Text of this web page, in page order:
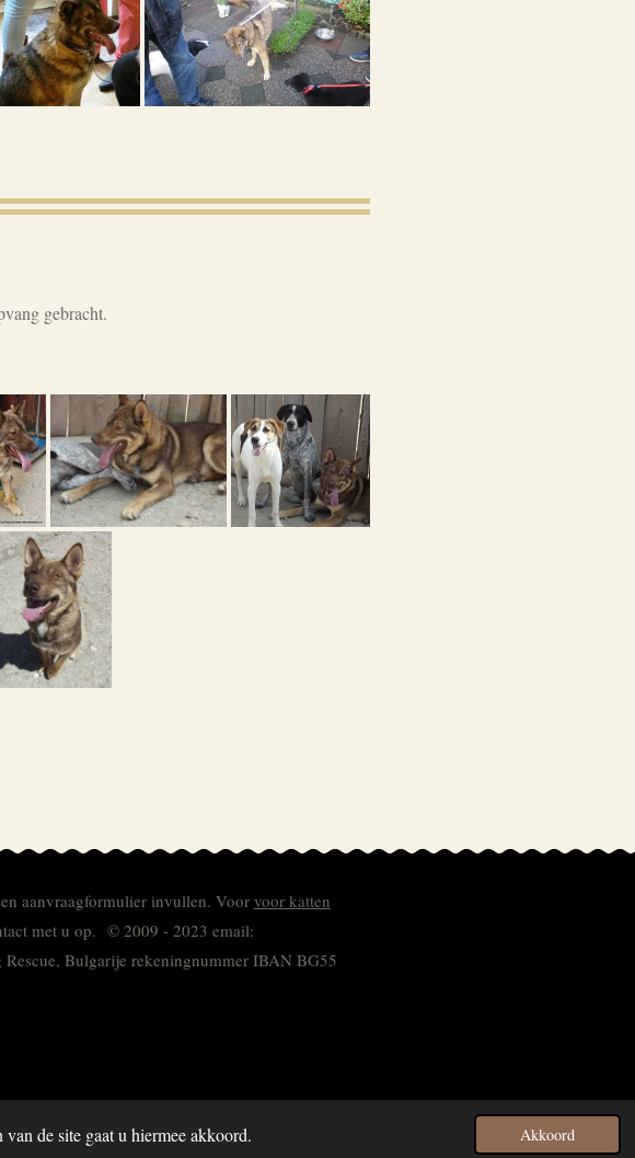
de site gaat u hiermee akkoord. Akkoord
gebracht.
aanvraagformulier invullen. Voor voor katten
met u op. © 2009 - 2023 email:
Bulgarije rekeningnummer IBAN BG55